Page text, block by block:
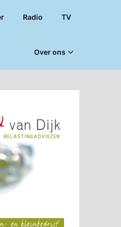
Radio TV
Over ons